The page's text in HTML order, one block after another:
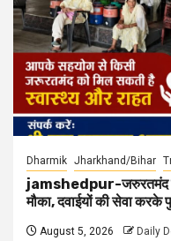
Dharmik Jharkhand/Bihar
jamshedpur-जरुरतमंद एवं
मौका, दवाईयों की सेवा करके
August 5, 2026 Daily